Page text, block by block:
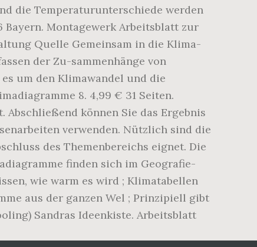
die Temperaturunterschiede werden
Montagewerk Arbeitsblatt zur
Quelle Gemeinsam in die Klima-
der Zu-sammenhänge von
um den Klimawandel und die
8. 4,99 € 31 Seiten.
können Sie das Ergebnis
verwenden. Nützlich sind die
des Themenbereichs eignet. Die
finden sich im Geografie-
wie warm es wird ; Klimatabellen
aus der ganzen Wel ; Prinzipiell gibt
Sandras Ideenkiste. Arbeitsblatt